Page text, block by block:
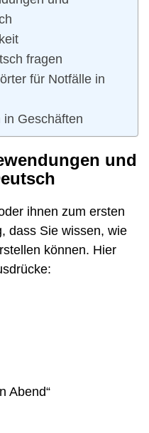
fragen
für Notfälle in
Geschäften
und
ihnen zum ersten
dass Sie wissen, wie
können. Hier
Abend“